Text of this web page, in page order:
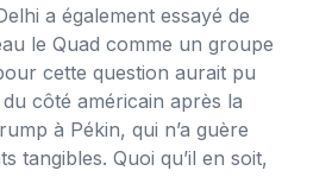
a également essayé de
le Quad comme un groupe
cette question aurait pu
côté américain après la
à Pékin, qui n’a guère
tangibles. Quoi qu’il en soit,